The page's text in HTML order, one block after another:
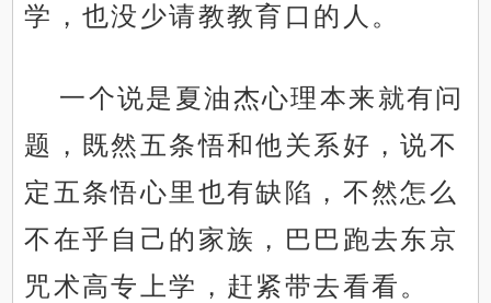
学，也没少请教教育口的人。
一个说是夏油杰心理本来就有问
题，既然五条悟和他关系好，说不
定五条悟心里也有缺陷，不然怎么
不在乎自己的家族，巴巴跑去东京
咒术高专上学，赶紧带去看看。